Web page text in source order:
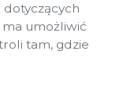
dotyczących
umożliwić
tam, gdzie